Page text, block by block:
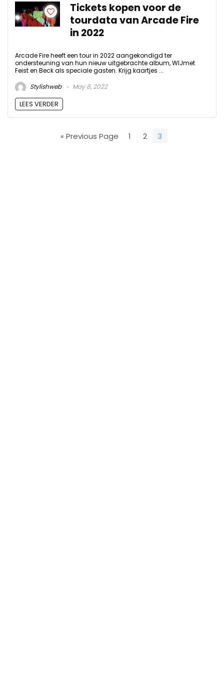
Tickets kopen voor de
tourdata van Arcade Fire
in 2022
Arcade Fire heeft een tour in 2022 aangekondigd ter
ondersteuning van hun nieuw uitgebrachte album, WIJmet
Feist en Beck als speciale gasten. Krijg kaartjes ...
Stylishweb
May 8, 2022
LEES VERDER
« Previous Page 1 2 3